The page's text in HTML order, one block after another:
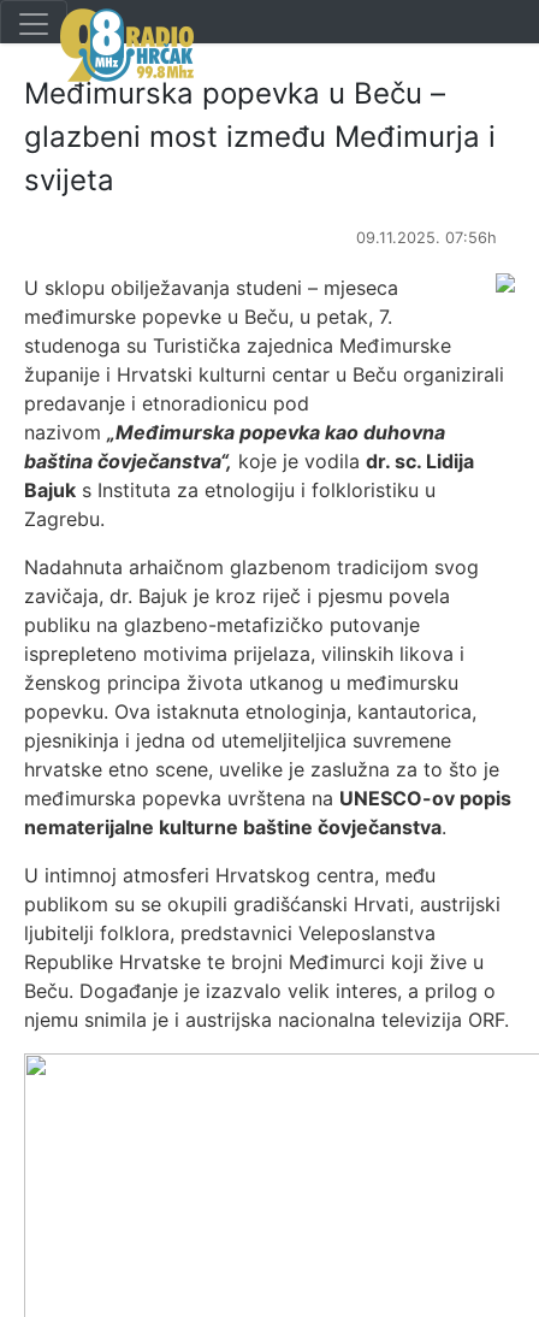
Međimurska popevka u Beču –
glazbeni most između Međimurja i
svijeta
09.11.2025. 07:56h
U sklopu obilježavanja studeni – mjeseca
međimurske popevke u Beču, u petak, 7.
studenoga su Turistička zajednica Međimurske
županije i Hrvatski kulturni centar u Beču organizirali
predavanje i etnoradionicu pod
nazivom „Međimurska popevka kao duhovna
baština čovječanstva“, koje je vodila dr. sc. Lidija
Bajuk s Instituta za etnologiju i folkloristiku u
Zagrebu.
Nadahnuta arhaičnom glazbenom tradicijom svog
zavičaja, dr. Bajuk je kroz riječ i pjesmu povela
publiku na glazbeno-metafizičko putovanje
isprepleteno motivima prijelaza, vilinskih likova i
ženskog principa života utkanog u međimursku
popevku. Ova istaknuta etnologinja, kantautorica,
pjesnikinja i jedna od utemeljiteljica suvremene
hrvatske etno scene, uvelike je zaslužna za to što je
međimurska popevka uvrštena na UNESCO-ov popis
nematerijalne kulturne baštine čovječanstva.
U intimnoj atmosferi Hrvatskog centra, među
publikom su se okupili gradišćanski Hrvati, austrijski
ljubitelji folklora, predstavnici Veleposlanstva
Republike Hrvatske te brojni Međimurci koji žive u
Beču. Događanje je izazvalo velik interes, a prilog o
njemu snimila je i austrijska nacionalna televizija ORF.